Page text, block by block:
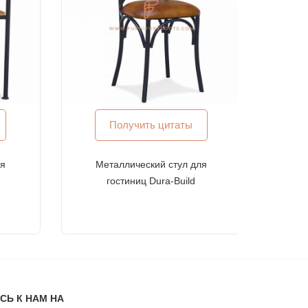
высоким международным стандартам
Получить цитаты
Металлический стул для
гостиниц Dura-Build
К НАМ НА